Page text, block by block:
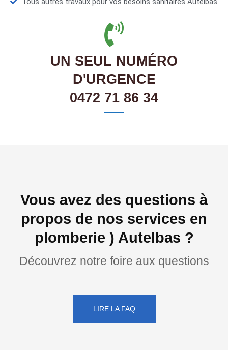
UN SEUL NUMÉRO
D'URGENCE
0472 71 86 34
Vous avez des questions à
propos de nos services en
plomberie ) Autelbas ?
Découvrez notre foire aux questions
LIRE LA FAQ